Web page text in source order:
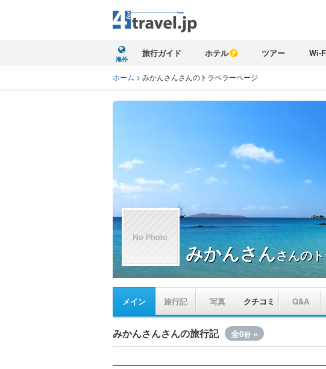
海外
旅行ガイド ホテル ツアー Wi-
ホーム > みかんさんさんのトラベラーページ
みかんさんさんの
メイン 旅行記 写真 クチコミ Q&A
みかんさんさんの旅行記 全0冊 »